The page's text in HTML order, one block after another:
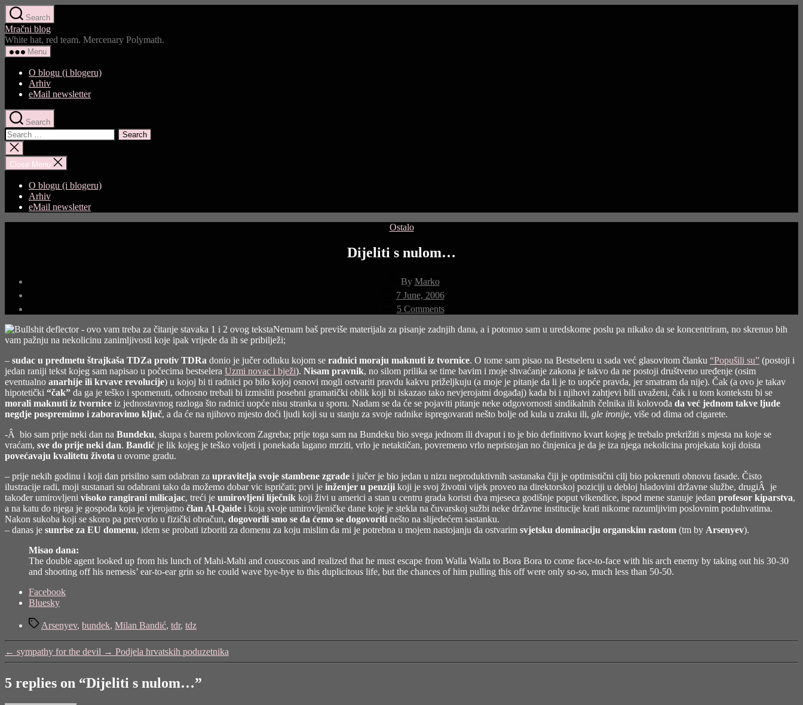
Skip
to
the
content
Search
Mračni blog
White hat, red team. Mercenary Polymath.
Menu
O blogu (i blogeru)
Arhiv
eMail newsletter
Search
Search
for:
Close
search
Close Menu
O blogu (i blogeru)
Arhiv
eMail newsletter
Categories
Ostalo
Dijeliti s nulom…
Post
author
By Marko
Post
date
7 June, 2006
5 Commentson
Dijeliti
s
nulom…
Nemam baš previše materijala za pisanje zadnjih dana, a i potonuo sam u uredskome poslu pa nikako da se koncentriram, no skrenuo bih
vam pažnju na nekolicinu zanimljivosti koje ipak vrijede da ih se pribilježi;
– sudac u predmetu štrajkaša TDZa protiv TDRa donio je jučer odluku kojom se radnici moraju maknuti iz tvornice. O tome sam pisao na Bestseleru u sada već glasovitom članku “Popušili su” (postoji i
jedan raniji tekst kojeg sam napisao u počecima bestselera Uzmi novac i bježi). Nisam pravnik, no silom prilika se time bavim i moje shvaćanje zakona je takvo da ne postoji društveno uređenje (osim
eventualno anarhije ili krvave revolucije) u kojoj bi ti radnici po bilo kojoj osnovi mogli ostvariti pravdu kakvu priželjkuju (a moje je pitanje da li je to uopće pravda, jer smatram da nije). Čak (a ovo je takav
hipotetički “čak” da ga je teško i spomenuti, odnosno trebali bi izmisliti posebni gramatički oblik koji bi iskazao tako nevjerojatni događaj) kada bi i njihovi zahtjevi bili uvaženi, čak i u tom kontekstu bi se
morali maknuti iz tvornice iz jednostavnog razloga što radnici uopće nisu stranka u sporu. Nadam se da će se pojaviti pitanje neke odgovornosti sindikalnih čelnika ili kolovođa da već jednom takve ljude
negdje pospremimo i zaboravimo ključ, a da će na njihovo mjesto doći ljudi koji su u stanju za svoje radnike ispregovarati nešto bolje od kula u zraku ili, gle ironije, više od dima od cigarete.
-Â bio sam prije neki dan na Bundeku, skupa s barem polovicom Zagreba; prije toga sam na Bundeku bio svega jednom ili dvaput i to je bio definitivno kvart kojeg je trebalo prekrižiti s mjesta na koje se
vraćam, sve do prije neki dan. Bandić je lik kojeg je teško voljeti i ponekada lagano mrziti, vrlo je netaktičan, povremeno vrlo nepristojan no činjenica je da je iza njega nekolicina projekata koji doista
povećavaju kvalitetu života u ovome gradu.
– prije nekih godinu i koji dan prisilno sam odabran za upravitelja svoje stambene zgrade i jučer je bio jedan u nizu neproduktivnih sastanaka čiji je optimistični cilj bio pokrenuti obnovu fasade. Čisto
ilustracije radi, moji sustanari su odabrani tako da možemo dobar vic ispričati; prvi je inženjer u penziji koji je svoj životni vijek proveo na direktorskoj poziciji u debloj hladovini državne službe, drugiÂ je
također umirovljeni visoko rangirani milicajac, treći je umirovljeni liječnik koji živi u americi a stan u centru grada koristi dva mjeseca godišnje poput vikendice, ispod mene stanuje jedan profesor kiparstva,
a na katu do njega je gospođa koja je vjerojatno član Al-Qaide i koja svoje umirovljeničke dane koje je stekla na čuvarskoj sužbi neke državne institucije krati nikome razumljivim poslovnim poduhvatima.
Nakon sukoba koji se skoro pa pretvorio u fizički obračun, dogovorili smo se da ćemo se dogovoriti nešto na slijedećem sastanku.
– danas je sunrise za EU domenu, idem se probati izboriti za domenu za koju mislim da mi je potrebna u mojem nastojanju da ostvarim svjetsku dominaciju organskim rastom (tm by Arsenyev).
Misao dana:
The double agent looked up from his lunch of Mahi-Mahi and couscous and realized that he must escape from Walla Walla to Bora Bora to come face-to-face with his arch enemy by taking out his 30-30
and shooting off his nemesis’ ear-to-ear grin so he could wave bye-bye to this duplicitous life, but the chances of him pulling this off were only so-so, much less than 50-50.
Share
"Dijeliti
nulom…"
Facebook
Bluesky
TagsArsenyev, bundek, Milan Bandić, tdr, tdz
← sympathy for the devil → Podjela hrvatskih poduzetnika
5 replies on “Dijeliti s nulom…”